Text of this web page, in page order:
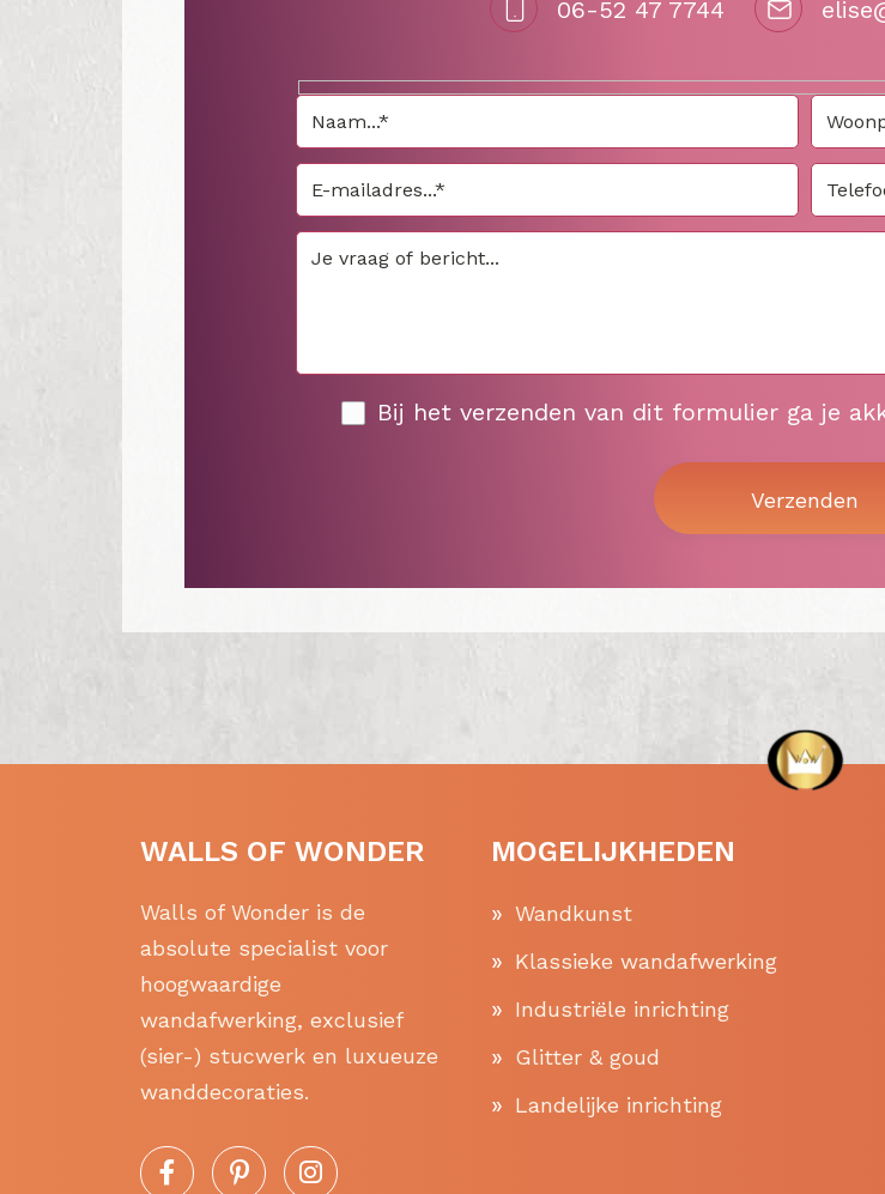
06-52 47 7744
Bij het verzenden van dit formulier ga je
WALLS OF WONDER
Walls of Wonder is de
absolute specialist voor
hoogwaardige
wandafwerking, exclusief
(sier-) stucwerk en luxueuze
wanddecoraties.
MOGELIJKHEDEN
Wandkunst
Klassieke wandafwerking
Industriële inrichting
Glitter & goud
Landelijke inrichting